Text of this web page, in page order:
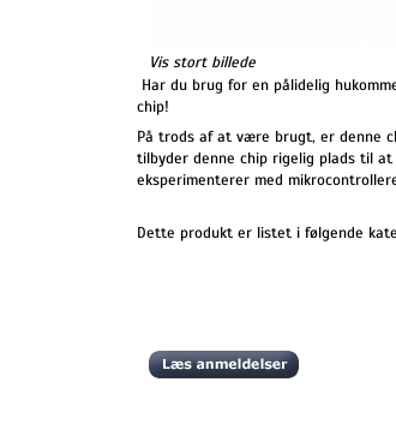
Vis stort billede
Har du brug for en pålidelig
chip!
På trods af at være brugt, er denne
tilbyder denne chip rigelig plads til
eksperimenterer med
Dette produkt er listet i følgende